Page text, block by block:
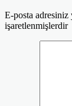
E-posta adresiniz
işaretlenmişlerdir